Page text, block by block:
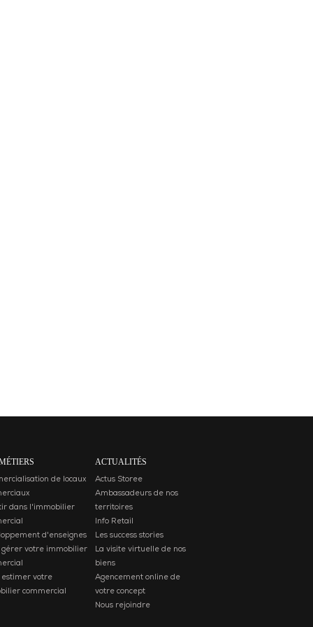
de locaux
dans l'immobilier
d'enseignes
gérer votre immobilier
estimer votre
commercial
ACTUALITÉS
Actus Storee
Ambassadeurs de nos
territoires
Info Retail
Les success stories
La visite virtuelle de nos
biens
Agencement online de
votre concept
Nous rejoindre